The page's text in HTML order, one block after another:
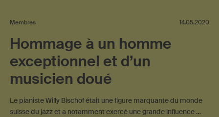
Membres 14.05.2020
Hommage à un homme
exceptionnel et d’un
musicien doué
Le pianiste Willy Bischof était une figure marquante du monde
suisse du jazz et a notamment exercé une grande influence …